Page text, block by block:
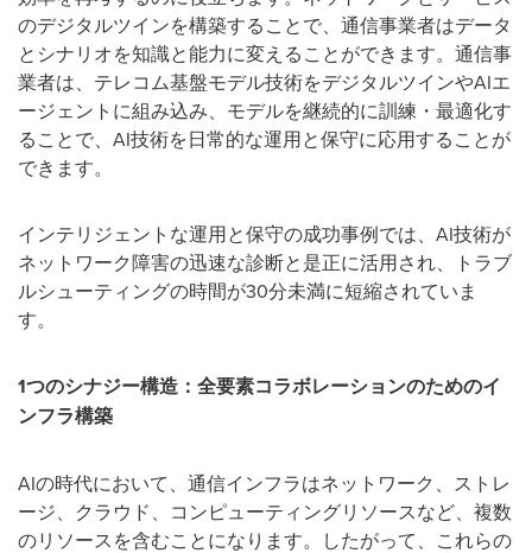
のデジタルツインを構築することで、通信事業者はデータ
とシナリオを知識と能力に変えることができます。通信事
業者は、テレコム基盤モデル技術をデジタルツインやAIエ
ージェントに組み込み、モデルを継続的に訓練・最適化す
ることで、AI技術を日常的な運用と保守に応用することが
できます。
インテリジェントな運用と保守の成功事例では、AI技術が
ネットワーク障害の迅速な診断と是正に活用され、トラブ
ルシューティングの時間が30分未満に短縮されていま
す。
1つのシナジー構造：全要素コラボレーションのためのイ
ンフラ構築
AIの時代において、通信インフラはネットワーク、ストレ
ージ、クラウド、コンピューティングリソースなど、複数
のリソースを含むことになります。したがって、これらの